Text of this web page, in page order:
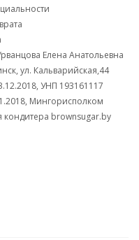
Елена Анатольевна
ул. Кальварийская,44
УНП 193161117
Мингорисполком
кондитера brownsugar.by